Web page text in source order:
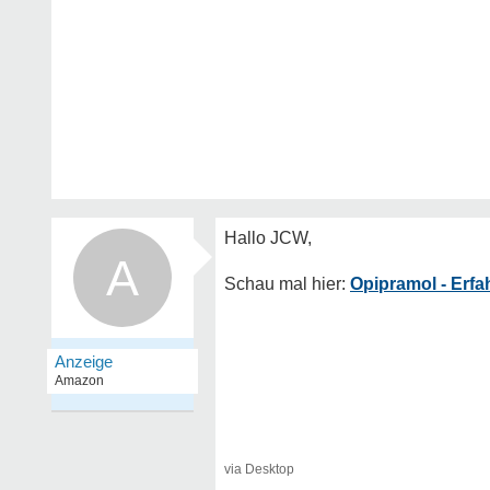
A Opipramol -